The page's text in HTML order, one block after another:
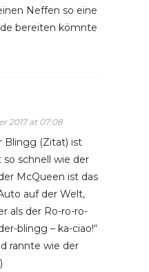
Neffen so eine
bereiten kömnte
2017 at 07:08
Blingg (Zitat) ist
so schnell wie der
McQueen ist das
auf der Welt,
als der Ro-ro-ro-
blingg – ka-ciao!“
rannte wie der